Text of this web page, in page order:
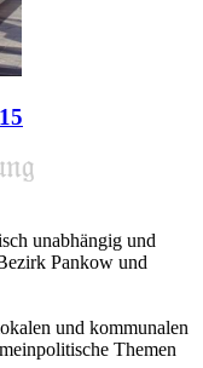
unabhängig und
Pankow und
und kommunalen
Themen